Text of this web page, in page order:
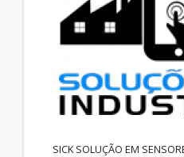
SICK SOLUÇÃO EM